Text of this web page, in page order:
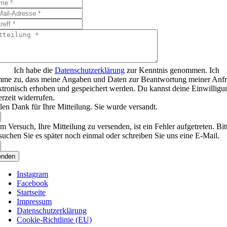
Ich habe die Datenschutzerklärungzur Kenntnis genommen. Ich
zu, dass meine Angaben und Daten zur Beantwortung meiner
erhoben und gespeichert werden. Du kannst deine
widerrufen.
Dank für Ihre Mitteilung. Sie wurde versandt.
Versuch, Ihre Mitteilung zu versenden, ist ein Fehler aufgetreten.
Sie es später noch einmal oder schreiben Sie uns eine E-Mail.
Instagram
Facebook
Startseite
Impressum
Datenschutzerklärung
Cookie-Richtlinie (EU)